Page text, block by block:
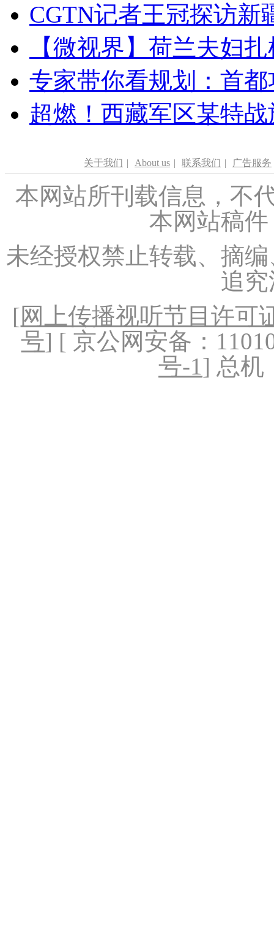
CGTN记者王冠探访新
【微视界】荷兰夫妇
专家带你看规划：首
超燃！西藏军区某特
关于我们 | About us | 联系我们 | 广告服务
本网站所刊载信息，不
本网站稿
未经授权禁止转载、摘
追
[网上传播视听节目许可
号] [ 京公网安备：
号-1] 总机